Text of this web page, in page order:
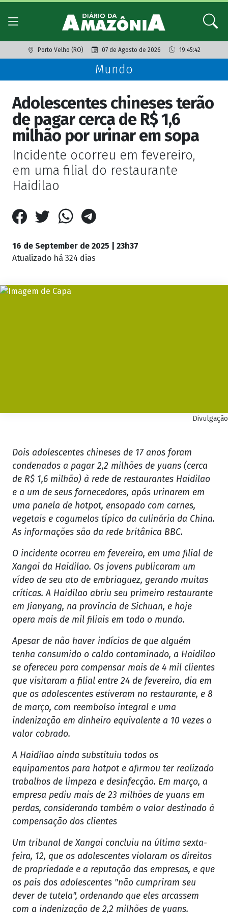
Porto Velho (RO) 07 de Agosto de 2026 19:45:42
Mundo
Adolescentes chineses terão
de pagar cerca de R$ 1,6
milhão por urinar em sopa
Incidente ocorreu em fevereiro,
em uma filial do restaurante
Haidilao
16 de September de 2025 | 23h37
Atualizado há 324 dias
Divulgação
Dois adolescentes chineses de 17 anos foram
condenados a pagar 2,2 milhões de yuans (cerca
de R$ 1,6 milhão) à rede de restaurantes Haidilao
e a um de seus fornecedores, após urinarem em
uma panela de hotpot, ensopado com carnes,
vegetais e cogumelos típico da culinária da China.
As informações são da rede britânica BBC.
O incidente ocorreu em fevereiro, em uma filial de
Xangai da Haidilao. Os jovens publicaram um
vídeo de seu ato de embriaguez, gerando muitas
críticas. A Haidilao abriu seu primeiro restaurante
em Jianyang, na província de Sichuan, e hoje
opera mais de mil filiais em todo o mundo.
Apesar de não haver indícios de que alguém
tenha consumido o caldo contaminado, a Haidilao
se ofereceu para compensar mais de 4 mil clientes
que visitaram a filial entre 24 de fevereiro, dia em
que os adolescentes estiveram no restaurante, e 8
de março, com reembolso integral e uma
indenização em dinheiro equivalente a 10 vezes o
valor cobrado.
A Haidilao ainda substituiu todos os
equipamentos para hotpot e afirmou ter realizado
trabalhos de limpeza e desinfecção. Em março, a
empresa pediu mais de 23 milhões de yuans em
perdas, considerando também o valor destinado à
compensação dos clientes
Um tribunal de Xangai concluiu na última sexta-
feira, 12, que os adolescentes violaram os direitos
de propriedade e a reputação das empresas, e que
os pais dos adolescentes "não cumpriram seu
dever de tutela", ordenando que eles arcassem
com a indenização de 2,2 milhões de yuans.